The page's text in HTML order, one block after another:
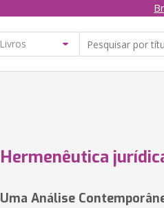
Hermenêutica
Uma Análise